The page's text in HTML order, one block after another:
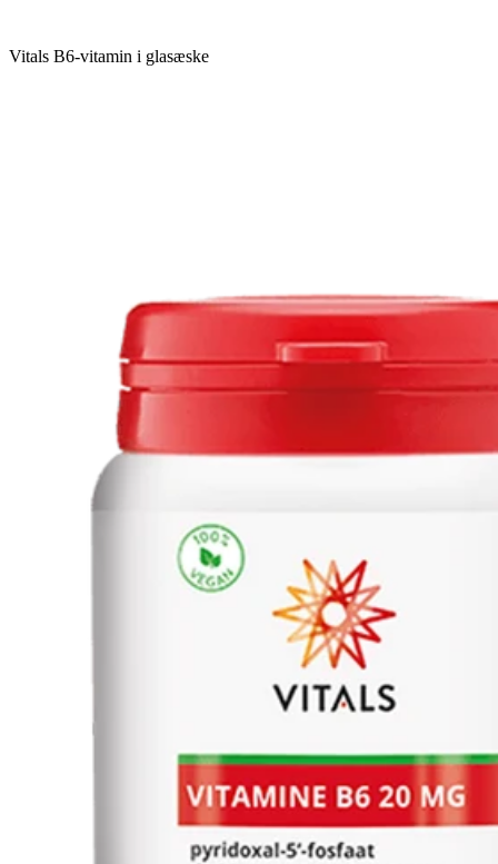
Vitals B6-vitamin i glasæske